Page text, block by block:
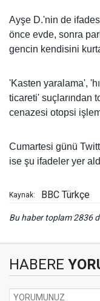
Ayşe D.'nin de
önce evde, sonra
gencin kendisini
'Kasten yaralama',
ticareti' suçlarından
cenazesi otopsi
Cumartesi günü
ise şu ifadeler yer
Kaynak: BBC Türkçe
Bu haber toplam 2836
HABERE